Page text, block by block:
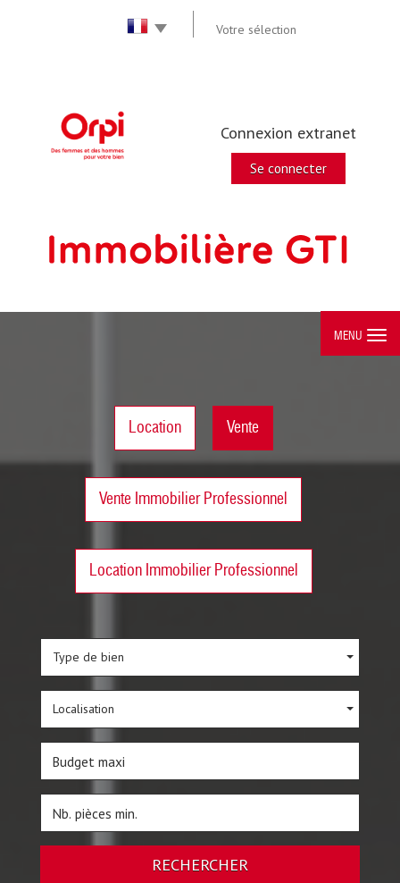
Votre sélection
Connexion extranet
Se connecter
MENU
Location Vente
Vente Immobilier Professionnel
Location Immobilier Professionnel
Type de bien
Localisation
RECHERCHER